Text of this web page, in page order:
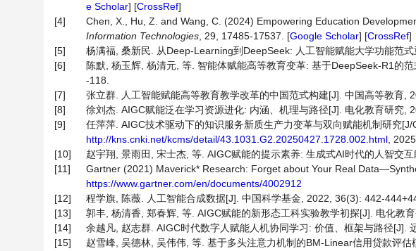
e Scholar] [CrossRef]
[4]
Chen, X., Hu, Z. and Wang, C. (2024) Empowering Education
Information Technologies , 29, 17485-17537. [Google Scholar] [CrossRef]
[5]
杨满福, 桑新民. 从Deep-Learning到DeepSeek: 人工智能赋能大学功能范
[6]
陈默, 杨玉辉, 杨清元, 等. 智能体赋能高等教育变革: 基于DeepSeek-R1的
-118.
[7]
张立群. 人工智能赋能高等教育教学改革的中国范式构建[J]. 中国高等教育,
[8]
徐刘杰. AIGC赋能泛在学习资源进化: 内涵、机理与路径[J]. 电化教育研究,
[9]
任萍萍. AIGC技术驱动下的知识服务新质生产力变革与双向赋能机制研究[J/
http://kns.cnki.net/kcms/detail/43.1031.G2.20250427.1728.002.html ,
[10]
赵宇翔, 景雨田, 宋士杰, 等. AIGC赋能的提示素养: 生成式AI时代的人智交
[11]
Gartner (2021) Maverick* Research: Forget about Your Real
https://www.gartner.com/en/documents/4002912
[12]
程学旗, 陈薇. 人工智能合成数据[J]. 中国科学基金, 2022, 36(3): 442-
[13]
郭丰, 杨清香, 郑春辉, 等. AIGC赋能的新形态工科实验教学初探[J]. 电化教
[14]
余越凡, 赵志群. AIGC时代数字人赋能人机协同学习: 价值、框架与路径[J].
[15]
赵雪峰, 吴德林, 吴伟伟, 等. 基于多头注意力机制的BM-Linear信用贷款评